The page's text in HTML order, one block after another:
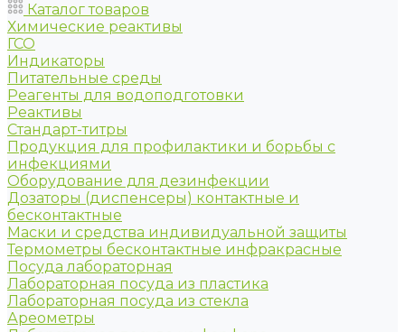
Каталог товаров
Химические реактивы
ГСО
Индикаторы
Питательные среды
Реагенты для водоподготовки
Реактивы
Стандарт-титры
Продукция для профилактики и борьбы с
инфекциями
Оборудование для дезинфекции
Дозаторы (диспенсеры) контактные и
бесконтактные
Маски и средства индивидуальной защиты
Термометры бесконтактные инфракрасные
Посуда лабораторная
Лабораторная посуда из пластика
Лабораторная посуда из стекла
Ареометры